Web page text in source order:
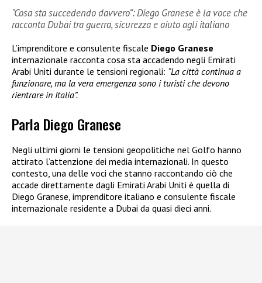
“Cosa sta succedendo davvero”: Diego Granese è la voce che
racconta Dubai tra guerra, sicurezza e aiuto agli italiano
L’imprenditore e consulente fiscale Diego Granese
internazionale racconta cosa sta accadendo negli Emirati
Arabi Uniti durante le tensioni regionali: “La città continua a
funzionare, ma la vera emergenza sono i turisti che devono
rientrare in Italia”.
Parla Diego Granese
Negli ultimi giorni le tensioni geopolitiche nel Golfo hanno
attirato l’attenzione dei media internazionali. In questo
contesto, una delle voci che stanno raccontando ciò che
accade direttamente dagli Emirati Arabi Uniti è quella di
Diego Granese, imprenditore italiano e consulente fiscale
internazionale residente a Dubai da quasi dieci anni.